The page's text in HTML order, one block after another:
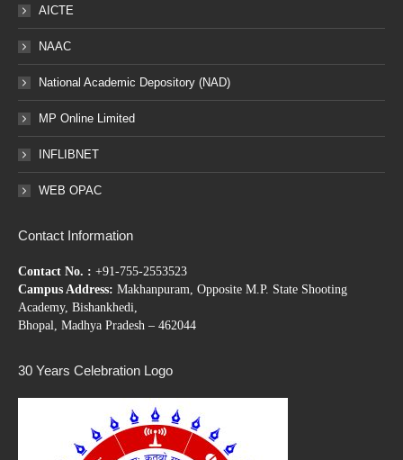
AICTE
NAAC
National Academic Depository (NAD)
MP Online Limited
INFLIBNET
WEB OPAC
Contact Information
Contact No. : +91-755-2553523
Campus Address: Makhanpuram, Opposite M.P. State Shooting
Academy, Bishankhedi,
Bhopal, Madhya Pradesh – 462044
30 Years Celebration Logo